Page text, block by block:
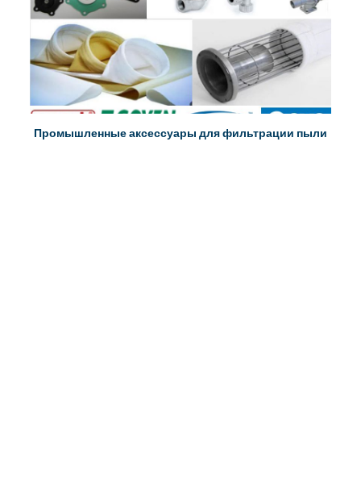
Промышленные аксессуары для фильтрации пыли